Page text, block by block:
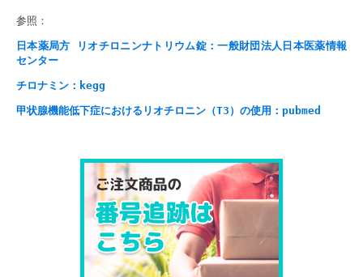
参照：
日本薬局方 リオチロニンナトリウム錠：一般財団法人日本医薬情報
センター
チロナミン：kegg
甲状腺機能低下症におけるリオチロニン（T3）の使用：pubmed